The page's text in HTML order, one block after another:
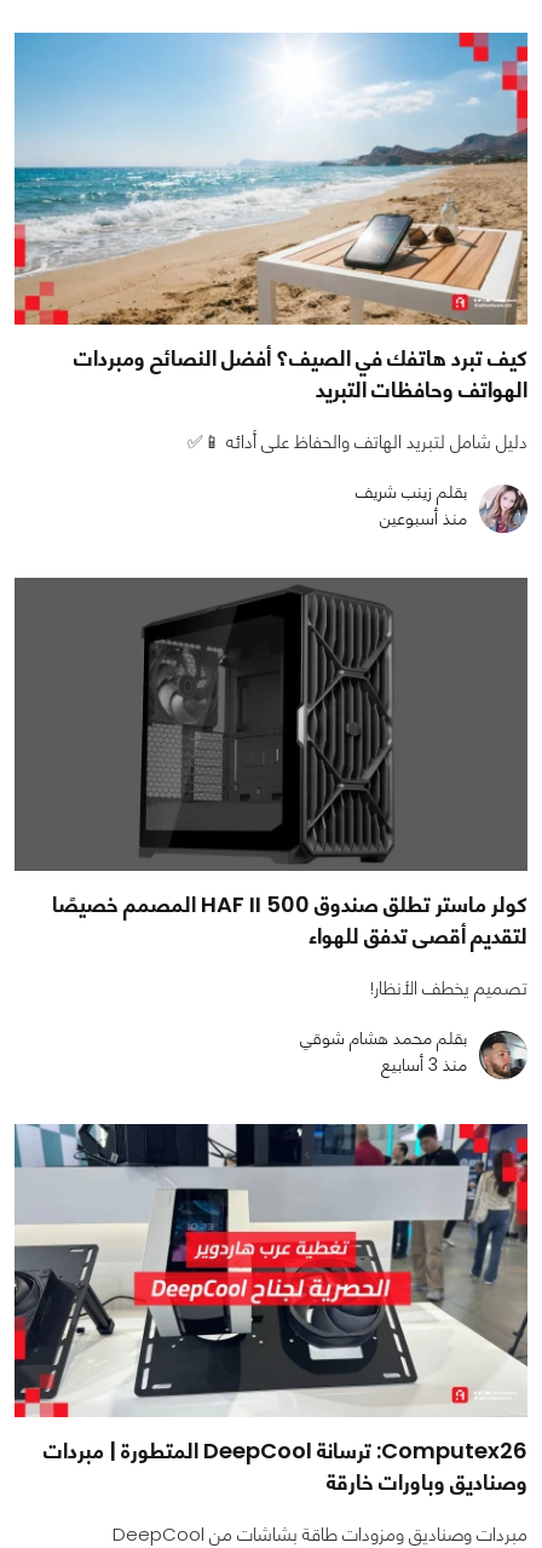
كيف تبرد هاتفك في الصيف؟ أفضل النصائح ومبردات
الهواتف وحافظات التبريد
دليل شامل لتبريد الهاتف والحفاظ على أدائه 📱✅
بقلم زينب شريف
منذ أسبوعين
كولر ماستر تطلق صندوق HAF II 500 المصمم خصيصًا
لتقديم أقصى تدفق للهواء
تصميم يخطف الأنظار!
بقلم محمد هشام شوقي
منذ 3 أسابيع
Computex26: ترسانة DeepCool المتطورة | مبردات
وصناديق وباورات خارقة
مبردات وصناديق ومزودات طاقة بشاشات من DeepCool